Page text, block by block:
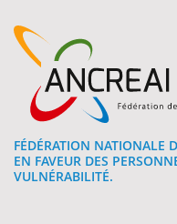
FÉDÉRATION NATIONALE
EN FAVEUR DES
VULNÉRABILITÉ.